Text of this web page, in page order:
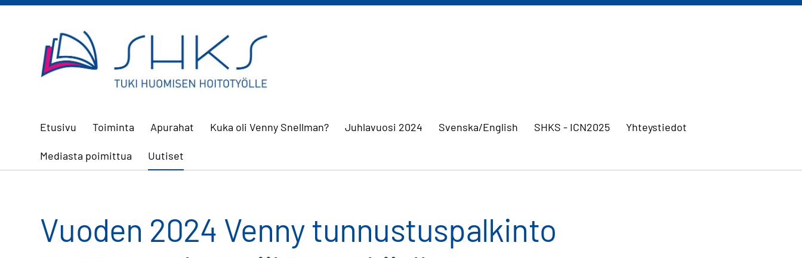
sisältöön
Sairaanhoitajien koulutussäätiö
Etusivu Toiminta Apurahat Kuka oli Venny Snellman? Juhlavuosi 2024 Svenska/English SHKS - ICN2025 Yhteystiedot
Mediasta poimittua Uutiset
Vuoden 2024 Venny tunnustuspalkinto